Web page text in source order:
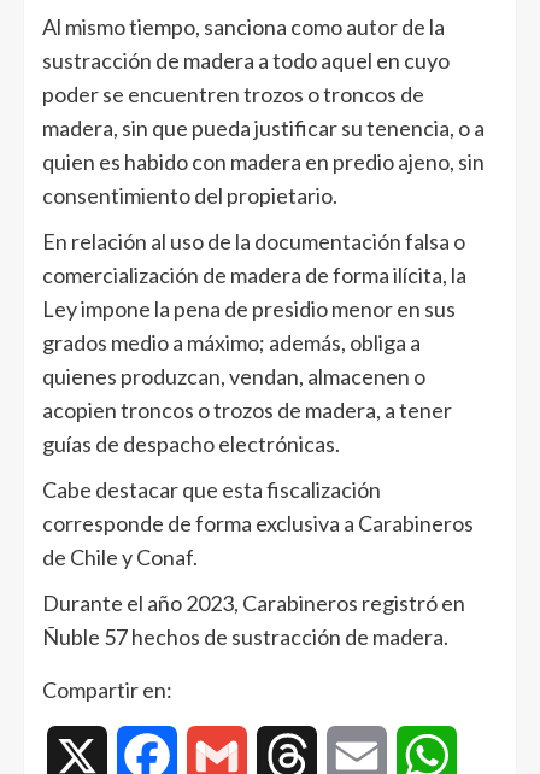
Al mismo tiempo, sanciona como autor de la
sustracción de madera a todo aquel en cuyo
poder se encuentren trozos o troncos de
madera, sin que pueda justificar su tenencia, o a
quien es habido con madera en predio ajeno, sin
consentimiento del propietario.
En relación al uso de la documentación falsa o
comercialización de madera de forma ilícita, la
Ley impone la pena de presidio menor en sus
grados medio a máximo; además, obliga a
quienes produzcan, vendan, almacenen o
acopien troncos o trozos de madera, a tener
guías de despacho electrónicas.
Cabe destacar que esta fiscalización
corresponde de forma exclusiva a Carabineros
de Chile y Conaf.
Durante el año 2023, Carabineros registró en
Ñuble 57 hechos de sustracción de madera.
Compartir en:
Facebook Gmail Threads Email